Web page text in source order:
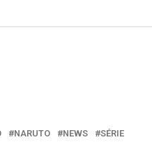
NARUTO NEWS SÉRIE